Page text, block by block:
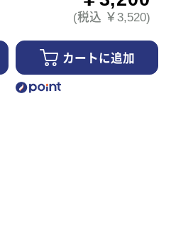
(税込 ￥3,520)
カートに追加